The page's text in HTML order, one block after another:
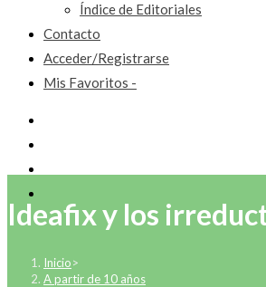
Índice de Editoriales
Contacto
Acceder/Registrarse
Mis Favoritos -
Ideafix y los
Inicio>
A partir de 10 años